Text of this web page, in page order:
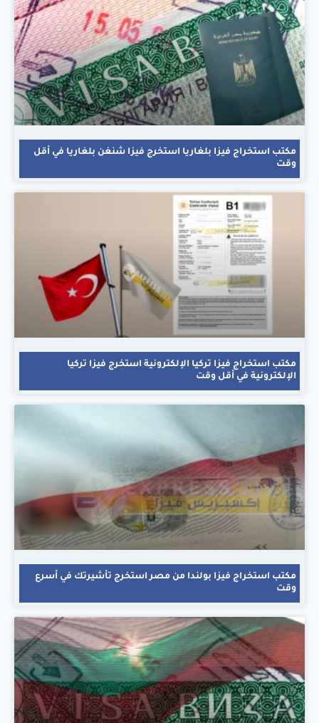
مكتب استخراج فيزا بلغاريا استخرج فيزا شنغن بلغاريا في أقل
وقت
مكتب استخراج فيزا تركيا الإلكترونية استخرج فيزا تركيا
الإلكترونية في أقل وقت
مكتب استخراج فيزا بولندا من مصر استخرج تأشيرتك في أسرع
وقت